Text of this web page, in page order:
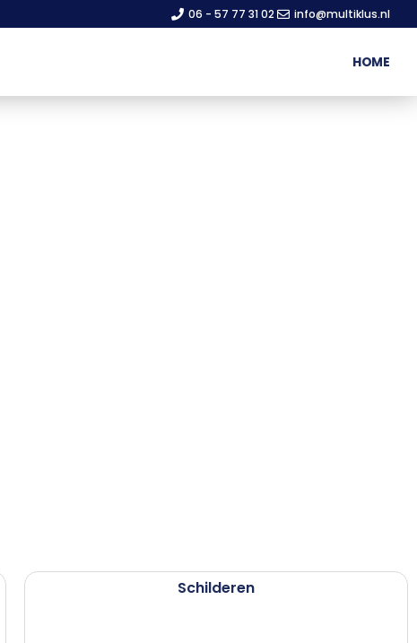
06 - 57 77 31 02 info@multiklus.nl
HOME
Schilderen